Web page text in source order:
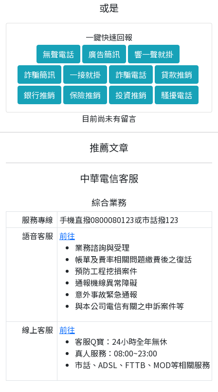
或是
一鍵快速回報
無聲電話
廣告簡訊
響一聲就掛
詐騙簡訊
一接就掛 詐騙電話
貸款推銷
銀行推銷
保險推銷 投資推銷
騷擾電話
目前尚未有留言
推薦文章
中華電信客服
綜合業務
服務專線
手機直撥0800080123或市話撥123
語音客服 前往
業務諮詢與受理
帳單及費率相關問題繳費後之復話
預防工程挖損案件
通報機線異常障礙
意外事故緊急通報
與本公司電信有關之申訴案件等
線上客服 前往
客服Q寶：24小時全年無休
真人服務：08:00~23:00
市話、ADSL、FTTB、MOD等相關服務